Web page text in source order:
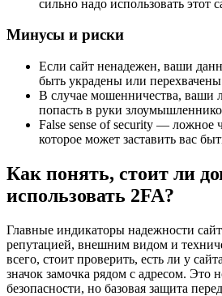
сильно надо использовать этот
Минусы и риски
Если сайт ненадежен, ваши
быть украдены или
В случае мошенничества, ваши
попасть в руки
False sense of security — ложное
которое может заставить вас
Как понять, стоит ли
использовать 2FA?
Главные индикаторы надежности
репутацией, внешним видом и
всего, стоит проверить, есть ли у
значок замочка рядом с адресом. Это
безопасности, но базовая защита